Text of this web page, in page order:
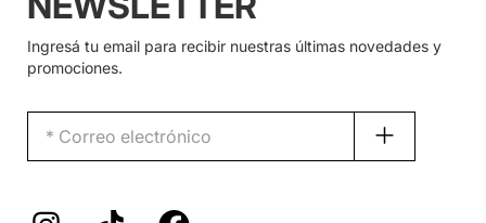
Ingresá tu email para recibir nuestras últimas novedades y
promociones.